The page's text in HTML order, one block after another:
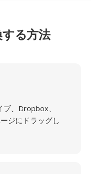
る方法
、Dropbox、
ジにドラッグし